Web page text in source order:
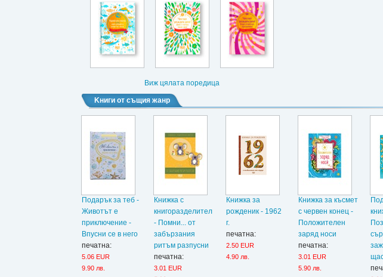
Виж цялата поредица
Kниги от същия жанр
Подарък за теб -
Животът е
приключение -
Впусни се в него
печатна:
5.06 EUR
9.90 лв.
Книжка с
книгоразделител
- Помни... от
забързания
ритъм разпусни
печатна:
3.01 EUR
Книжка за
рожденик - 1962
г.
печатна:
2.50 EUR
4.90 лв.
Книжка за късмет
с червен конец -
Положителен
заряд носи
печатна:
3.01 EUR
5.90 лв.